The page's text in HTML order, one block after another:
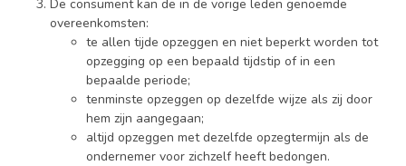
De consument kan de in de vorige leden genoemde
overeenkomsten:
te allen tijde opzeggen en niet beperkt worden tot
opzegging op een bepaald tijdstip of in een
bepaalde periode;
tenminste opzeggen op dezelfde wijze als zij door
hem zijn aangegaan;
altijd opzeggen met dezelfde opzegtermijn als de
ondernemer voor zichzelf heeft bedongen.